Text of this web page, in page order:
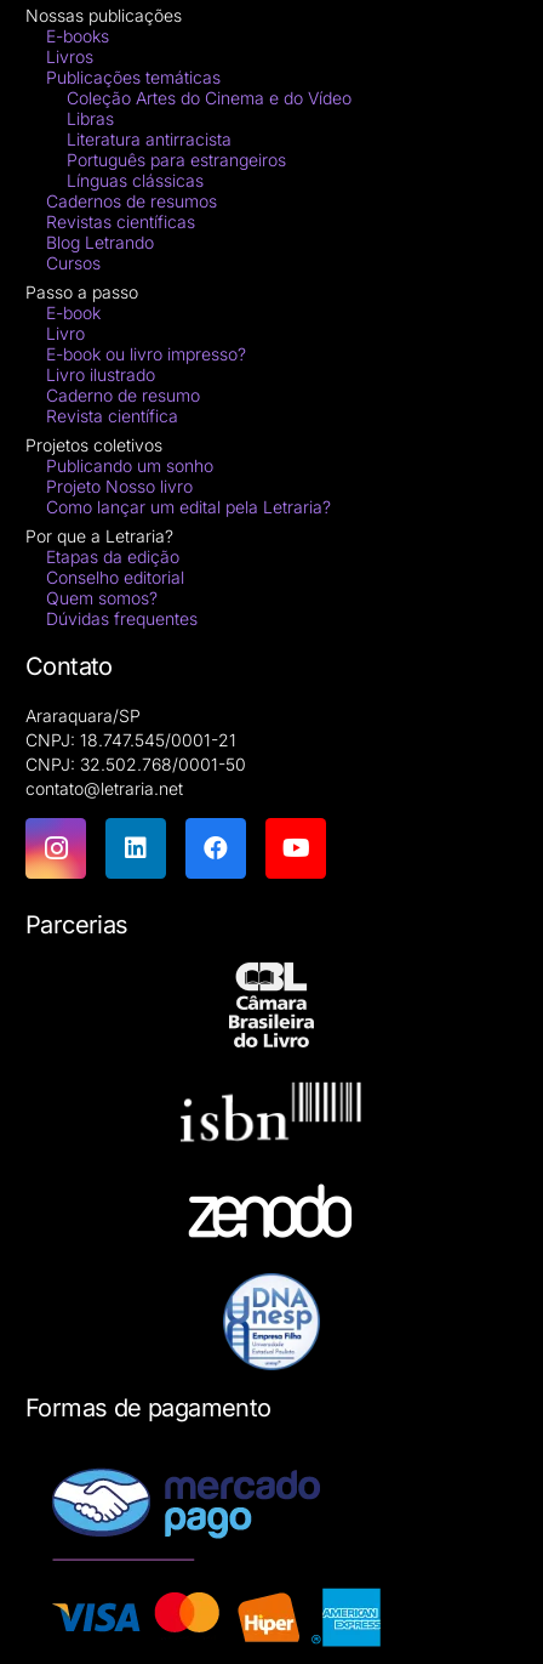
Nossas publicações
E-books
Livros
Publicações temáticas
Coleção Artes do Cinema e do Vídeo
Libras
Literatura antirracista
Português para estrangeiros
Línguas clássicas
Cadernos de resumos
Revistas científicas
Blog Letrando
Cursos
Passo a passo
E-book
Livro
E-book ou livro impresso?
Livro ilustrado
Caderno de resumo
Revista científica
Projetos coletivos
Publicando um sonho
Projeto Nosso livro
Como lançar um edital pela Letraria?
Por que a Letraria?
Etapas da edição
Conselho editorial
Quem somos?
Dúvidas frequentes
Contato
Araraquara/SP
CNPJ: 18.747.545/0001-21
CNPJ: 32.502.768/0001-50
contato@letraria.net
Parcerias
Formas de pagamento